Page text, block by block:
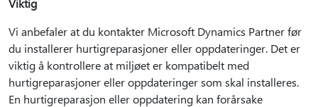
Viktig
Vi anbefaler at du kontakter Microsoft Dynamics Partner før
du installerer hurtigreparasjoner eller oppdateringer. Det er
viktig å kontrollere at miljøet er kompatibelt med
hurtigreparasjoner eller oppdateringer som skal installeres.
En hurtigreparasjon eller oppdatering kan forårsake